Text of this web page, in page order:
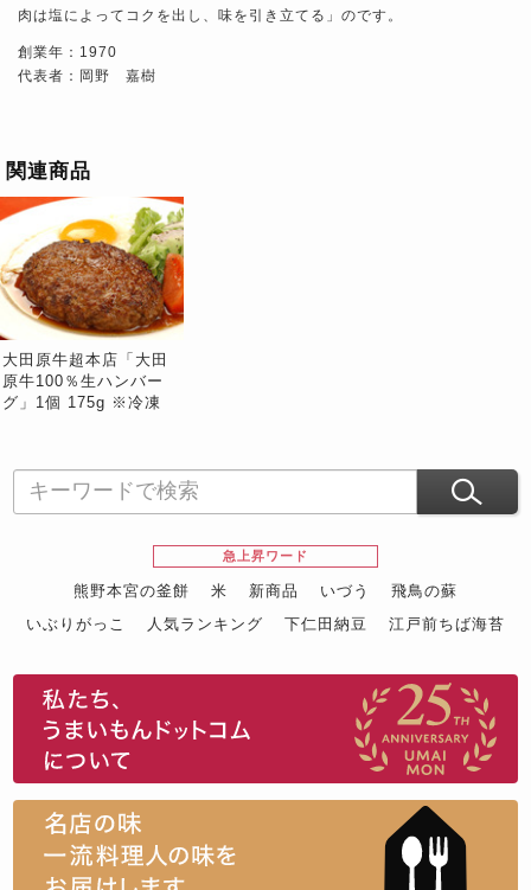
肉は塩によってコクを出し、味を引き立てる」のです。
創業年：1970
代表者：岡野 嘉樹
関連商品
大田原牛超本店「大田
原牛100％生ハンバー
グ」1個 175g ※冷凍
急上昇ワード
熊野本宮の釜餅 米 新商品 いづう
飛鳥の蘇
いぶりがっこ
人気ランキング 下仁田納豆
江戸前ちば海苔